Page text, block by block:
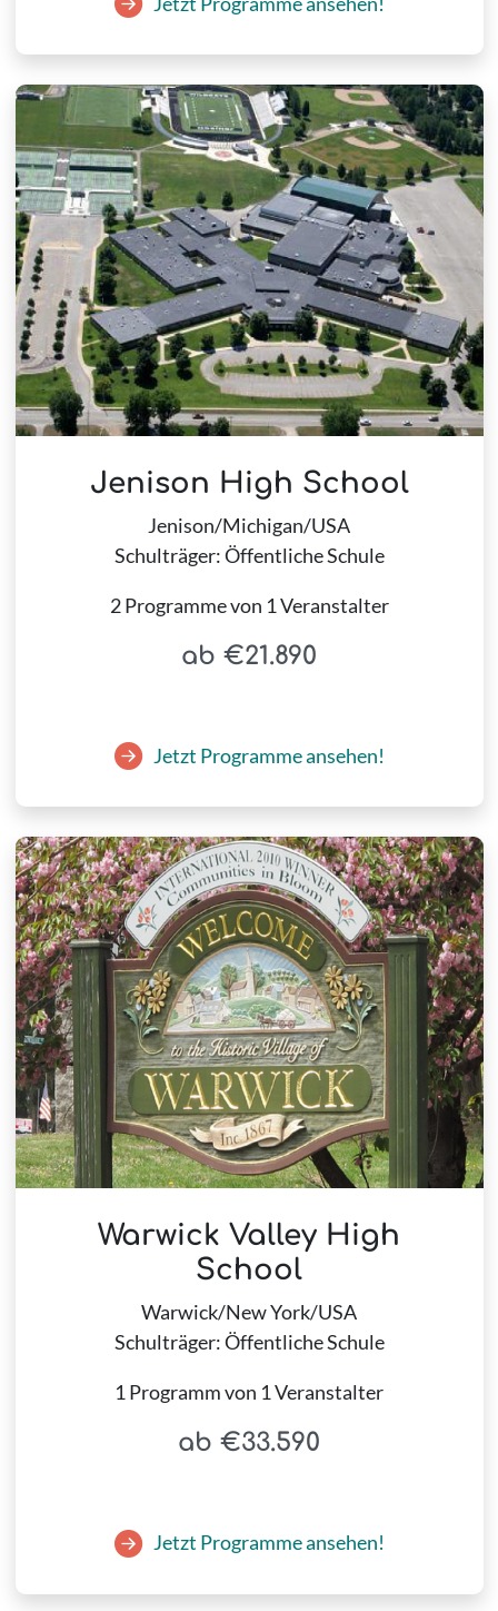
Jenison High School
Jenison/Michigan/USA
Schulträger: Öffentliche Schule
2 Programme von 1 Veranstalter
ab €21.890
Jetzt Programme ansehen!
Warwick Valley High
School
Warwick/New York/USA
Schulträger: Öffentliche Schule
1 Programm von 1 Veranstalter
ab €33.590
Jetzt Programme ansehen!